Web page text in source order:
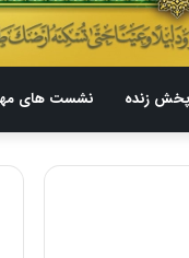
پخش زنده نشست های